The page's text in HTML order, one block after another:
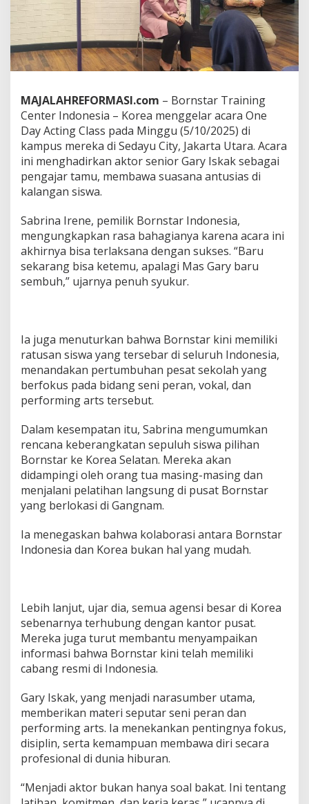
a
r
O
n
e
D
y
A
c
t
i
n
C
s
s
B
e
r
s
a
r
y
I
k
k
MAJALAHREFORMASI.com – Bornstar Training
Center Indonesia – Korea menggelar acara One
Day Acting Class pada Minggu (5/10/2025) di
kampus mereka di Sedayu City, Jakarta Utara. Acara
ini menghadirkan aktor senior Gary Iskak sebagai
pengajar tamu, membawa suasana antusias di
kalangan siswa.
Sabrina Irene, pemilik Bornstar Indonesia,
mengungkapkan rasa bahagianya karena acara ini
akhirnya bisa terlaksana dengan sukses. “Baru
sekarang bisa ketemu, apalagi Mas Gary baru
sembuh,” ujarnya penuh syukur.
Ia juga menuturkan bahwa Bornstar kini memiliki
ratusan siswa yang tersebar di seluruh Indonesia,
menandakan pertumbuhan pesat sekolah yang
berfokus pada bidang seni peran, vokal, dan
performing arts tersebut.
Dalam kesempatan itu, Sabrina mengumumkan
rencana keberangkatan sepuluh siswa pilihan
Bornstar ke Korea Selatan. Mereka akan
didampingi oleh orang tua masing-masing dan
menjalani pelatihan langsung di pusat Bornstar
yang berlokasi di Gangnam.
Ia menegaskan bahwa kolaborasi antara Bornstar
Indonesia dan Korea bukan hal yang mudah.
Lebih lanjut, ujar dia, semua agensi besar di Korea
sebenarnya terhubung dengan kantor pusat.
Mereka juga turut membantu menyampaikan
informasi bahwa Bornstar kini telah memiliki
cabang resmi di Indonesia.
Gary Iskak, yang menjadi narasumber utama,
memberikan materi seputar seni peran dan
performing arts. Ia menekankan pentingnya fokus,
disiplin, serta kemampuan membawa diri secara
profesional di dunia hiburan.
“Menjadi aktor bukan hanya soal bakat. Ini tentang